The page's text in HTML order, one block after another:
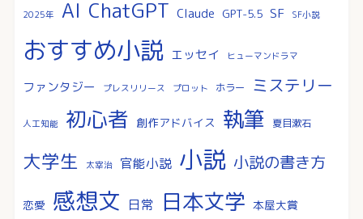
2025年 AI ChatGPT Claude GPT-5.5 SF SF小説
おすすめ小説 エッセイ ヒューマンドラマ
ファンタジー プレスリリース プロット ホラー ミステリー
人工知能 初心者 創作アドバイス 執筆 夏目漱石
大学生 太宰治 官能小説 小説 小説の書き方
恋愛 感想文 日常 日本文学 本屋大賞